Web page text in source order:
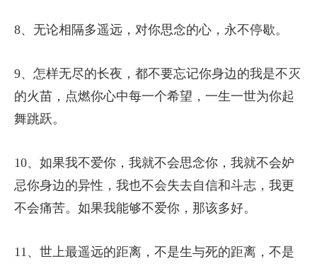
8、无论相隔多遥远，对你思念的心，永不停歇。
9、怎样无尽的长夜，都不要忘记你身边的我是不灭
的火苗，点燃你心中每一个希望，一生一世为你起
舞跳跃。
10、如果我不爱你，我就不会思念你，我就不会妒
忌你身边的异性，我也不会失去自信和斗志，我更
不会痛苦。如果我能够不爱你，那该多好。
11、世上最遥远的距离，不是生与死的距离，不是